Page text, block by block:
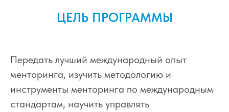
ЦЕЛЬ ПРОГРАММЫ
Передать лучший международный опыт
менторинга, изучить методологию и
инструменты менторинга по международным
стандартам, научить управлять